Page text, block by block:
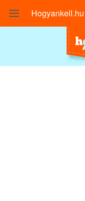
Hogyankell.hu